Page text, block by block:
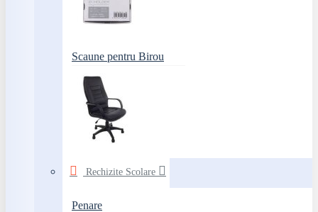
Scaune pentru Birou
Rechizite Scolare
Penare